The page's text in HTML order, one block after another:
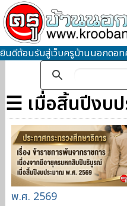
ยินดีต้อนรับสู่เว็บครูบ้านนอกดอ
☰ เมื่อสิ้นปีงบ
พ.ศ. 2569